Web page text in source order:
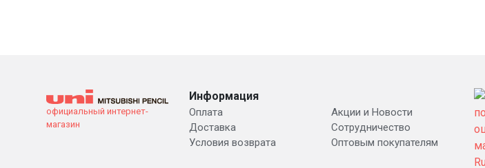
официальный интернет-
магазин
Информация
Оплата
Доставка
Условия возврата
Акции и Новости
Сотрудничество
Оптовым покупателям